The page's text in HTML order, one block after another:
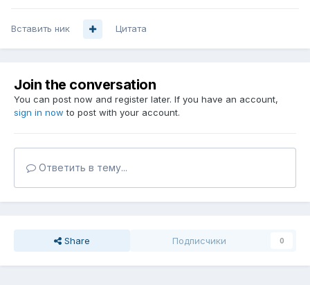
Вставить ник Цитата
Join the conversation
You can post now and register later. If you have an account,
sign in now to post with your account.
Ответить в тему...
Share Подписчики 0